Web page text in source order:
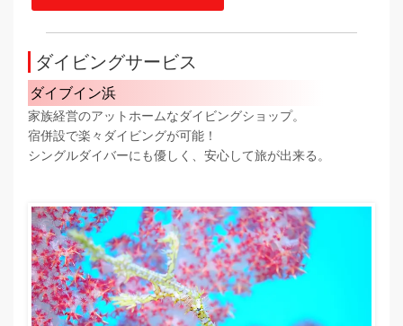
ダイビングサービス
ダイブイン浜
家族経営のアットホームなダイビングショップ。
宿併設で楽々ダイビングが可能！
シングルダイバーにも優しく、安心して旅が出来る。